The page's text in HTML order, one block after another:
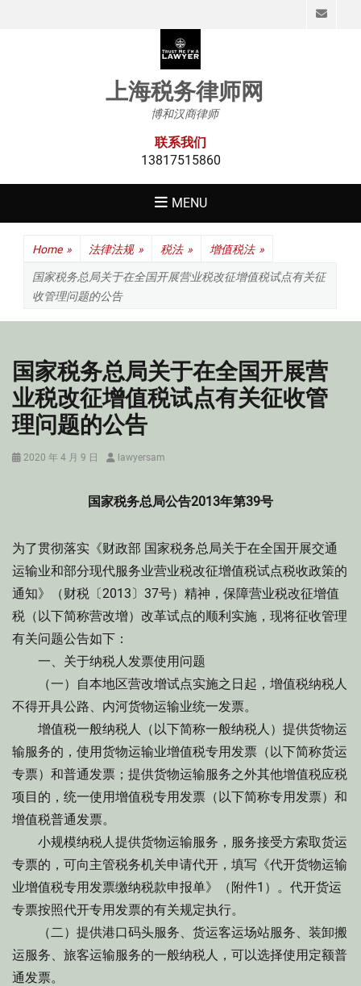
上海税务律师网
博和汉商律师
联系我们
13817515860
MENU
Home » 法律法规 » 税法 » 增值税法 »
国家税务总局关于在全国开展营业税改征增值税试点有关征
收管理问题的公告
国家税务总局关于在全国开展营
业税改征增值税试点有关征收管
理问题的公告
Posted
2020 年 4 月 9 日 Authorlawyersam
国家税务总局公告2013年第39号
为了贯彻落实《财政部 国家税务总局关于在全国开展交通
运输业和部分现代服务业营业税改征增值税试点税收政策的
通知》（财税〔2013〕37号）精神，保障营业税改征增值
税（以下简称营改增）改革试点的顺利实施，现将征收管理
有关问题公告如下：
一、关于纳税人发票使用问题
（一）自本地区营改增试点实施之日起，增值税纳税人
不得开具公路、内河货物运输业统一发票。
增值税一般纳税人（以下简称一般纳税人）提供货物运
输服务的，使用货物运输业增值税专用发票（以下简称货运
专票）和普通发票；提供货物运输服务之外其他增值税应税
项目的，统一使用增值税专用发票（以下简称专用发票）和
增值税普通发票。
小规模纳税人提供货物运输服务，服务接受方索取货运
专票的，可向主管税务机关申请代开，填写《代开货物运输
业增值税专用发票缴纳税款申报单》（附件1）。代开货运
专票按照代开专用发票的有关规定执行。
（二）提供港口码头服务、货运客运场站服务、装卸搬
运服务、旅客运输服务的一般纳税人，可以选择使用定额普
通发票。